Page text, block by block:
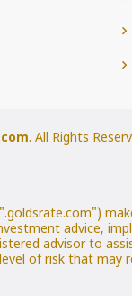
. All Rights
advice,
advisor to
of risk that